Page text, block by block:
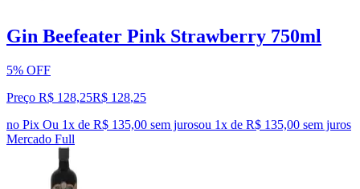
Gin Beefeater Pink Strawberry 750ml
5% OFF
Preço R$ 128,25R$ 128,25
no Pix Ou 1x de R$ 135,00 sem jurosou 1x de R$ 135,00 sem juros
Mercado Full